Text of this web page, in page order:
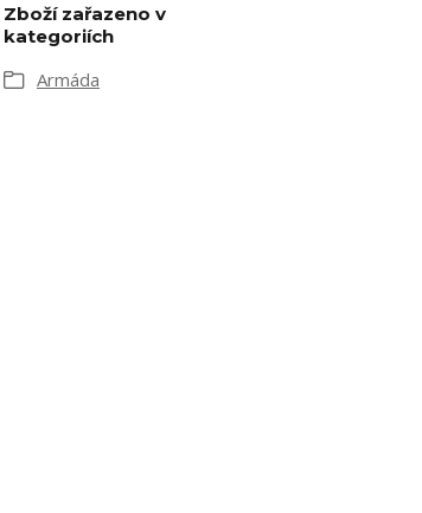
Zboží zařazeno v
kategoriích
Armáda